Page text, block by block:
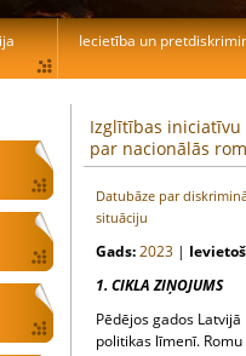
Izglītības iniciatīvu
par nacionālās
Datubāze par
situāciju
Gads:2023 |
1. CIKLA ZIŅOJUMS
Pēdējos gados
politikas līmenī.
Iecietība un